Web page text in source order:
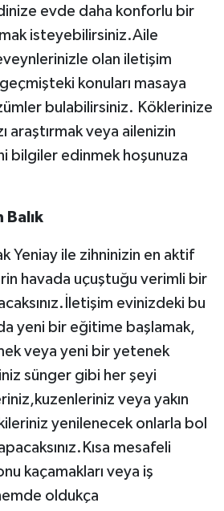
evde daha konforlu bir
isteyebilirsiniz.Aile
olan iletişim
konuları masaya
bulabilirsiniz. Köklerinize
araştırmak veya ailenizin
bilgiler edinmek hoşunuza
Balık
Yeniay ile zihninizin en aktif
havada uçuştuğu verimli bir
evinizdeki bu
yeni bir eğitime başlamak,
veya yeni bir yetenek
sünger gibi her şeyi
veya yakın
yenilenecek onlarla bol
mesafeli
kaçamakları veya iş
oldukça